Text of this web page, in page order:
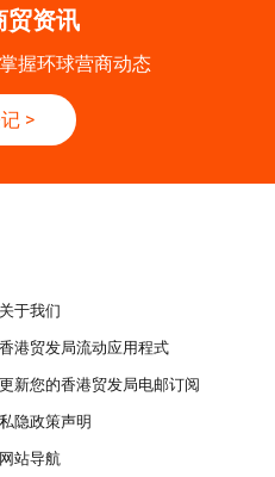
贸资讯
握环球营商动态
>
关于我们
香港贸发局流动应用程式
更新您的香港贸发局电邮订阅
私隐政策声明
网站导航